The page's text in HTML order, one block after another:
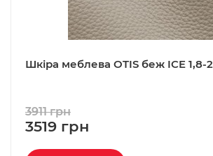
Шкіра меблева OTIS беж ICE 1,8-
3519 грн
3911 грн